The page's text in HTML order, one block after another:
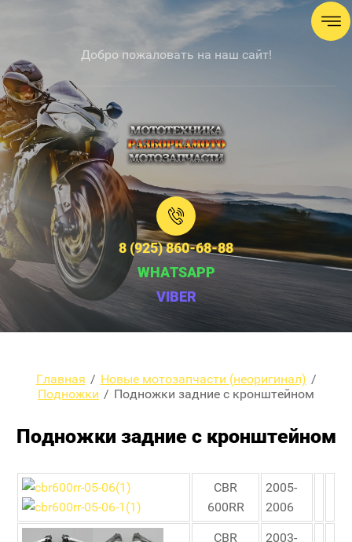
Добро пожаловать на наш сайт!
8 (925) 860-68-88
WHATSAPP
VIBER
Главная / Новые мотозапчасти (неоригинал) /
Подножки / Подножки задние с кронштейном
Подножки задние с кронштейном
CBR
600RR
2005-
2006
CBR
2003-